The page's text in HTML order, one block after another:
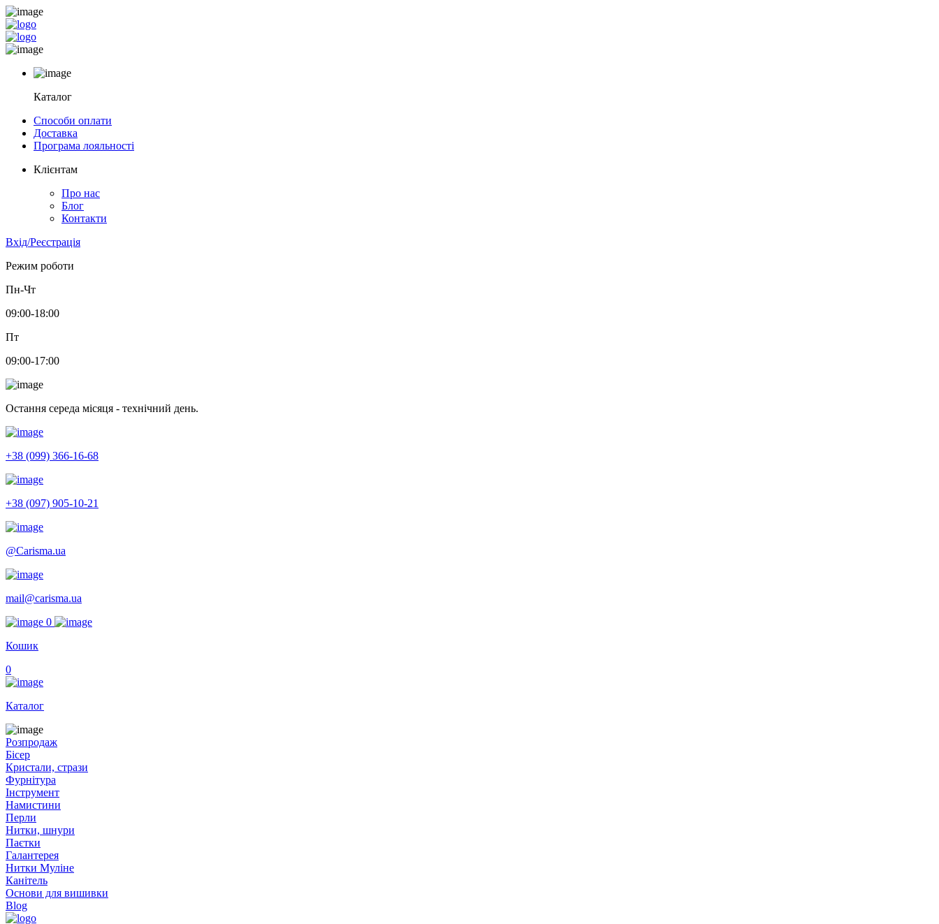
Каталог
Способи оплати
Доставка
Програма лояльності
Клієнтам
Про нас
Блог
Контакти
Вхід/Реєстрація
Режим роботи
Пн-Чт
09:00-18:00
Пт
09:00-17:00
Остання середа місяця - технічний день.
+38 (099) 366-16-68
+38 (097) 905-10-21
@Carisma.ua
mail@carisma.ua
0
Кошик
0
Каталог
Розпродаж
Бісер
Кристали, стрази
Фурнітура
Інструмент
Намистини
Перли
Нитки, шнури
Паєтки
Галантерея
Нитки Муліне
Канітель
Основи для вишивки
Blog